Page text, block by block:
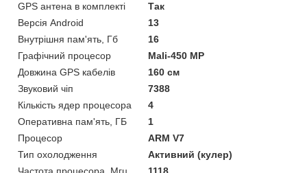
GPS антена в комплекті
Так
Версія Android
13
Внутрішня пам'ять, Гб
16
Графічний процесор
Mali-450 MP
Довжина GPS кабелів
160 см
Звуковий чіп
7388
Кількість ядер процесора
4
Оперативна пам'ять, ГБ
1
Процесор
ARM V7
Тип охолодження
Активний (кулер)